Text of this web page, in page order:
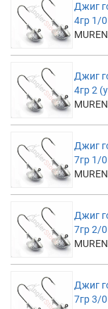
Джиг
4гр 1/
Джиг
4гр 2
Джиг
7гр 1/
Джиг
7гр 2/
Джиг
7гр 3/